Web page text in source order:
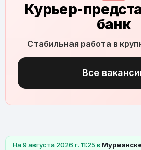
Курьер-
банк
Стабильная работа в
Все
На 9 августа 2026 г. 11:25 в